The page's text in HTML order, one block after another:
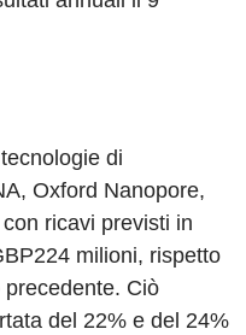
di
Oxford Nanopore,
ricavi previsti in
milioni, rispetto
Ciò
del 22% e del 24%